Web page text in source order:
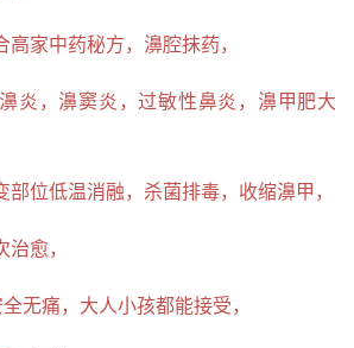
家中药秘方，濞腔抹药，
炎，濞窦炎，过敏性鼻炎，濞甲肥大
位低温消融，杀菌排毒，收缩濞甲，
愈，
无痛，大人小孩都能接受，